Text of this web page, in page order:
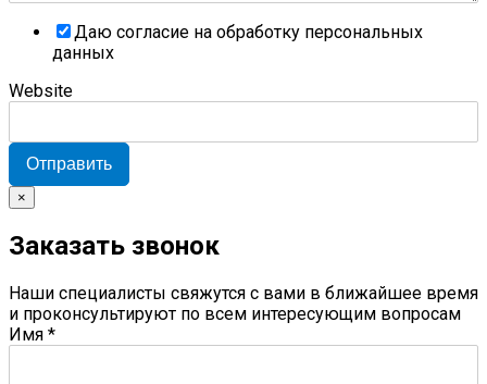
Даю согласие на обработку персональных
данных
Website
Отправить
×
Заказать звонок
Наши специалисты свяжутся с вами в ближайшее время
и проконсультируют по всем интересующим вопросам
Имя *